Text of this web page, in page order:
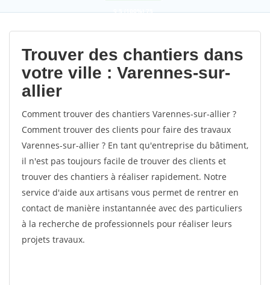
9,5(100%)75
votes
Trouver des chantiers dans
votre ville : Varennes-sur-
allier
Comment trouver des chantiers Varennes-sur-allier ?
Comment trouver des clients pour faire des travaux
Varennes-sur-allier ? En tant qu'entreprise du bâtiment,
il n'est pas toujours facile de trouver des clients et
trouver des chantiers à réaliser rapidement. Notre
service d'aide aux artisans vous permet de rentrer en
contact de manière instantannée avec des particuliers
à la recherche de professionnels pour réaliser leurs
projets travaux.